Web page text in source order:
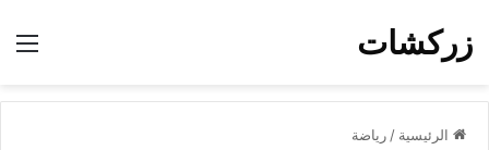
زركشات
الرئيسية / رياضة